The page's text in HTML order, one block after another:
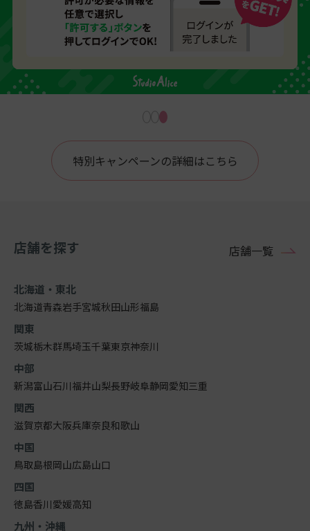
特別キャンペーンの詳細はこちら
店舗を探す 店舗一覧
北海道・東北
北海道青森岩手宮城秋田山形福島
関東
茨城栃木群馬埼玉千葉東京神奈川
中部
新潟富山石川福井山梨長野岐阜静岡愛知三重
関西
滋賀京都大阪兵庫奈良和歌山
中国
鳥取島根岡山広島山口
四国
徳島香川愛媛高知
九州・沖縄